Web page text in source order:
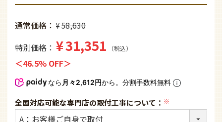
通常価格 ¥58,630
特別価格
¥31,351 税込
46.5% OFF
なら 月々2,612円から。分割手数料無料
全国対応可能な専門店の取付工事について：
(必